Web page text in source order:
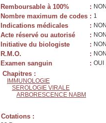
Remboursable à 100% :
Nombre maximum de codes : 1
Indications médicales :
Acte réservé ou autorisé :
Initiative du biologiste :
R.M.O. :
Examen sanguin : OUI
Chapitres :
IMMUNOLOGIE
SEROLOGIE VIRALE
ARBORESCENCE NABM
Cotations :